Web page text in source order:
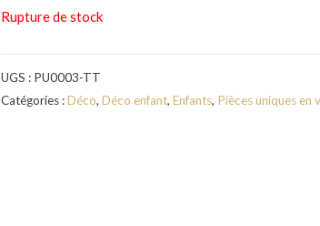
Rupture de stock
UGS : PU0003-TT
Catégories :Déco, Déco enfant, Enfants, Pièces uniques en